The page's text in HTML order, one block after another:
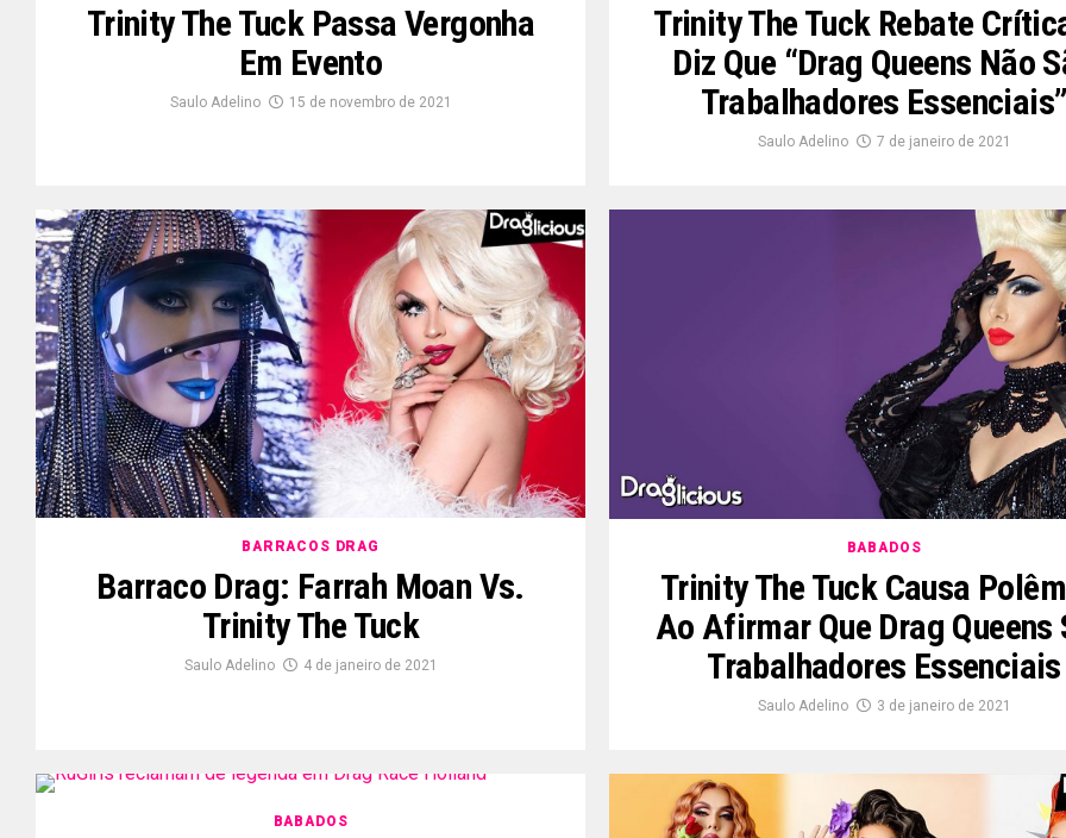
Trinity The Tuck Passa Vergonha
Em Evento
Saulo Adelino 15 de novembro de 2021
Trinity The Tuck Rebate
Diz Que “drag Queens Não
Trabalhadores
Saulo Adelino 7 de janeiro de 2021
BARRACOS DRAG
Barraco Drag: Farrah Moan Vs.
Trinity The Tuck
Saulo Adelino 4 de janeiro de 2021
BABADOS
Trinity The Tuck Causa
Ao Afirmar Que Drag Queens
Trabalhadores Essenciais
Saulo Adelino 3 de janeiro de 2021
BABADOS